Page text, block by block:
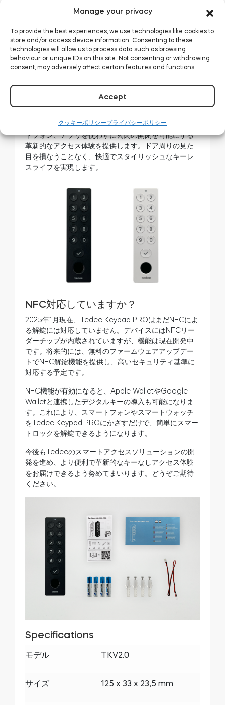
Manage your privacy
To provide the best experiences, we use technologies like cookies to
store and/or access device information. Consenting to these
technologies will allow us to process data such as browsing
behaviour or unique IDs on this site. Not consenting or withdrawing
consent, may adversely affect certain features and functions.
Accept
クッキーポリシープライバシーポリシー
と同様の高品質デザインを採用。マット仕上げの2色展
開で、明るい玄関にもダークトーンのエントランスに
も調和します。
スムーズな幾何学的フォルム
最小限のボタン配置
控えめな装飾による洗練された印象
りながら、見た目はスマートかつ控えめ。鍵やスマー
トフォン、アプリを使わずに玄関の開閉を可能にする
革新的なアクセス体験を提供します。ドア周りの見た
目を損なうことなく、快適でスタイリッシュなキーレ
スライフを実現します。
NFC対応していますか？
2025年1月現在、Tedee Keypad PROはまだNFCによ
る解錠には対応していません。デバイスにはNFCリー
ダーチップが内蔵されていますが、機能は現在開発中
です。将来的には、無料のファームウェアアップデー
トでNFC解錠機能を提供し、高いセキュリティ基準に
対応する予定です。
NFC機能が有効になると、Apple WalletやGoogle
Walletと連携したデジタルキーの導入も可能になりま
す。これにより、スマートフォンやスマートウォッチ
をTedee Keypad PROにかざすだけで、簡単にスマー
トロックを解錠できるようになります。
今後もTedeeのスマートアクセスソリューションの開
発を進め、より便利で革新的なキーなしアクセス体験
をお届けできるよう努めてまいります。どうぞご期待
ください。
Specifications
モデル TKV2.0
サイズ 125 x 33 x 23,5 mm